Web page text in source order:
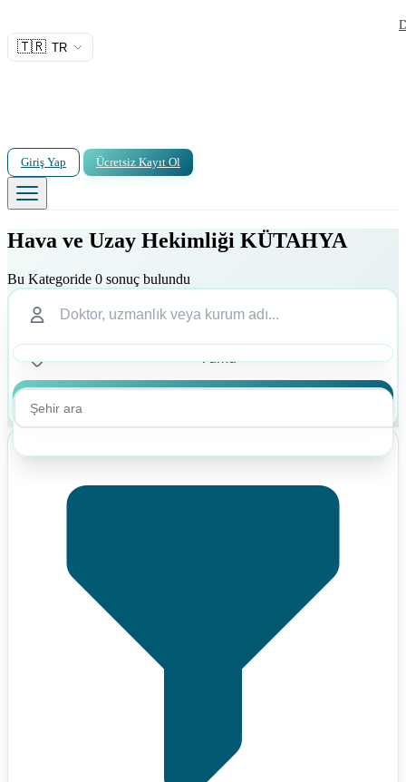
🇹🇷 TR
Giriş Yap Ücretsiz Kayıt Ol
Hava ve Uzay Hekimliği KÜTAHYA
Bu Kategoride 0 sonuç bulundu